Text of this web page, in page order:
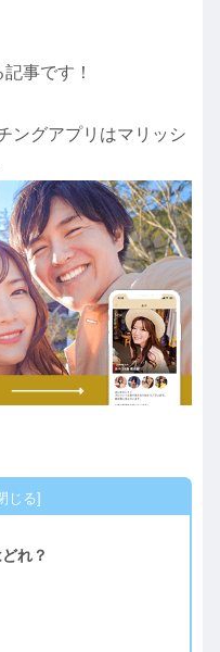
事です！
ングアプリはマリッシ
れ？